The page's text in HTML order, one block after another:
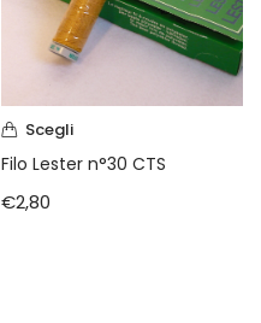
Scegli
Filo Lester n°30 CTS
€2,80